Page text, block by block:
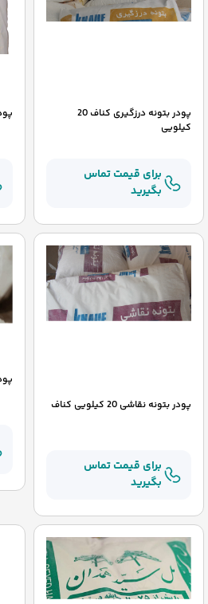
پودر بتونه درزگیری کناف 20
کیلویی
برای قیمت تماس
بگیرید
پودر بتونه نقاشی 20 کیلویی کناف
برای قیمت تماس
بگیرید
پودر مل